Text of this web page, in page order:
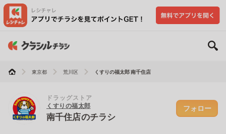
東京都 荒川区 くすりの福太郎 南千住店
ドラッグストア
くすりの福太郎
南千住店のチラシ
フォロー